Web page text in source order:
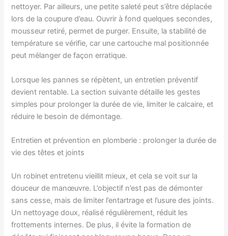
nettoyer. Par ailleurs, une petite saleté peut s’être déplacée
lors de la coupure d’eau. Ouvrir à fond quelques secondes,
mousseur retiré, permet de purger. Ensuite, la stabilité de
température se vérifie, car une cartouche mal positionnée
peut mélanger de façon erratique.
Lorsque les pannes se répètent, un entretien préventif
devient rentable. La section suivante détaille les gestes
simples pour prolonger la durée de vie, limiter le calcaire, et
réduire le besoin de démontage.
Entretien et prévention en plomberie : prolonger la durée de
vie des têtes et joints
Un robinet entretenu vieillit mieux, et cela se voit sur la
douceur de manœuvre. L’objectif n’est pas de démonter
sans cesse, mais de limiter l’entartrage et l’usure des joints.
Un nettoyage doux, réalisé régulièrement, réduit les
frottements internes. De plus, il évite la formation de